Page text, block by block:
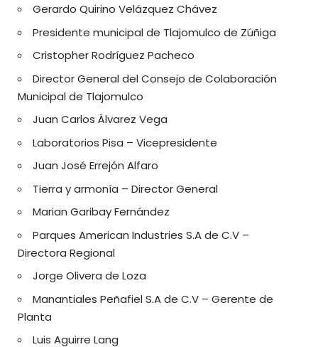
Gerardo Quirino Velázquez Chávez
Presidente municipal de Tlajomulco de Zúñiga
Cristopher Rodríguez Pacheco
Director General del Consejo de Colaboración
Municipal de Tlajomulco
Juan Carlos Álvarez Vega
Laboratorios Pisa – Vicepresidente
Juan José Errejón Alfaro
Tierra y armonía – Director General
Marian Garibay Fernández
Parques American Industries S.A de C.V –
Directora Regional
Jorge Olivera de Loza
Manantiales Peñafiel S.A de C.V – Gerente de
Planta
Luis Aguirre Lang